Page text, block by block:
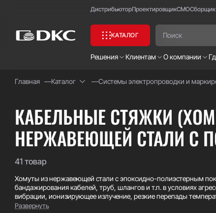
ДистрибьюторПроектировщикСМО
КАТАЛОГ
Решения Клиентам О компании
Главная Каталог Системы электропроводки и
КАБЕЛЬНЫЕ СТЯЖКИ
НЕРЖАВЕЮЩЕЙ СТАЛИ С
41 товар
Хомуты из нержавеющей стали с эпоксидно-полиэстерным
бандажирования кабелей, труб, шлангов и т.п. в условиях
вибрации, ионизирующее излучение, резкие перепады
Одно из преимуществ хомутов из нержавеющей стали AISI 304/
Развернуть